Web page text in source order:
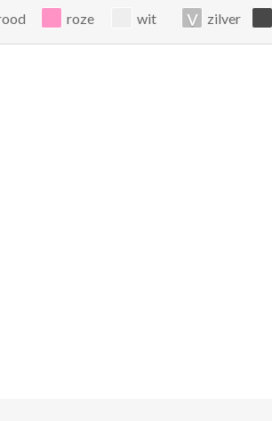
roze wit v zilver